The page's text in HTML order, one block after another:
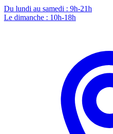
Du lundi au samedi : 9h-21h
Le dimanche : 10h-18h